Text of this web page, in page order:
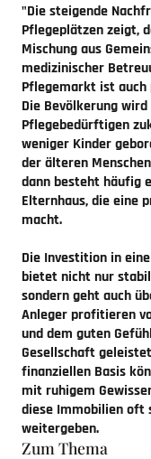
"Die steigende
Pflegeplätzen zeigt,
Mischung aus
medizinischer
Pflegemarkt ist
Die Bevölkerung
Pflegebedürftigen
weniger Kinder
der älteren
dann besteht häufig
Elternhaus, die eine
macht.
Die Investition in
bietet nicht nur
sondern geht auch
Anleger profitieren
und dem guten
Gesellschaft
finanziellen Basis
mit ruhigem
diese Immobilien oft
weitergeben.
Zum Thema